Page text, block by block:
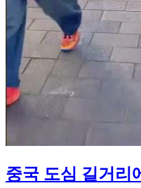
중국 도심 길거리